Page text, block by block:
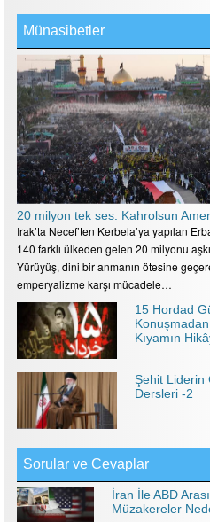
Münasibetler
20 milyon tek ses: Kahrolsun
Irak’ta Necef’ten Kerbela’ya yapılan
140 farklı ülkeden gelen 20 milyonu
Yürüyüş, dini bir anmanın ötesine
emperyalizme karşı mücadele…
15 Hordad
Kıyamın
Şehit Liderin
Dersleri -2
Sorular ve Cevaplar
İran İle ABD
Müzakereler